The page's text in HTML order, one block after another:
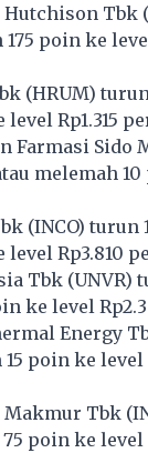
Hutchison Tbk (
poin ke
(HRUM)
Rp1.315
Farmasi Sido
melemah
(INCO) turun
Rp3.810
Tbk (UNVR)
ke level
Energy
poin ke level
Makmur Tbk (
75 poin ke